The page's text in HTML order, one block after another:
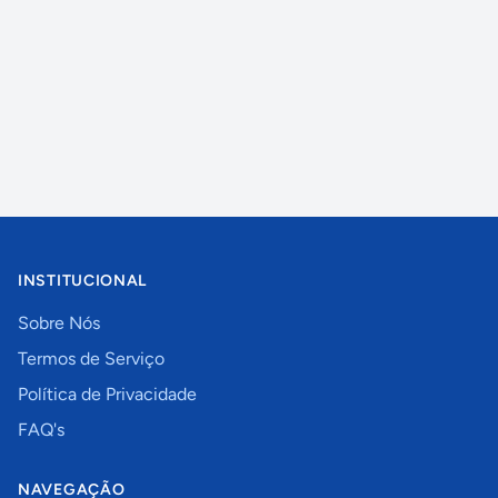
INSTITUCIONAL
Sobre Nós
Termos de Serviço
Política de Privacidade
FAQ's
NAVEGAÇÃO